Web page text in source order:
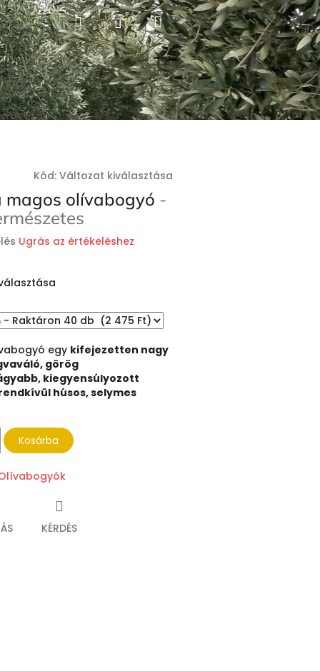
KeresésBejelentkezés
Kosár
Kód: Változat kiválasztása
magos olívabogyó -
Ugrás az értékeléshez
egy kifejezetten nagy
görög
kiegyensúlyozott
húsos, selymes
Kosárba
KÉRDÉS